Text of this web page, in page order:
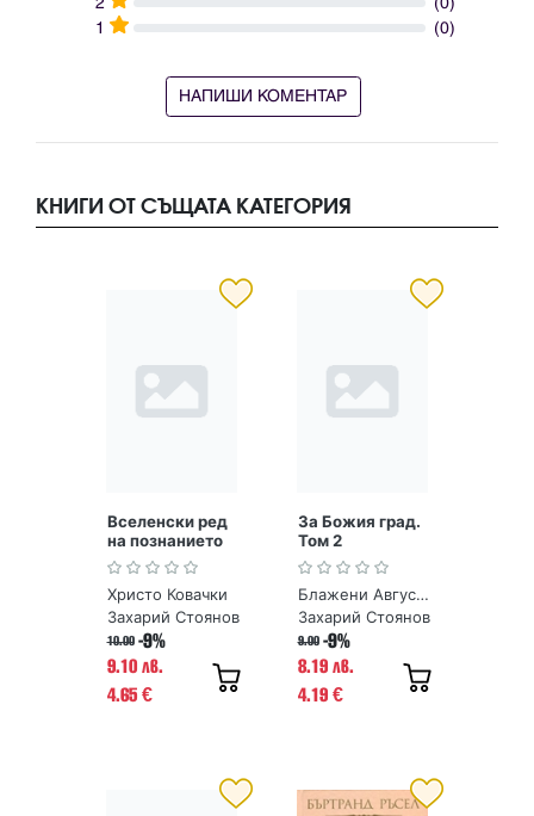
1
(0)
НАПИШИ КОМЕНТАР
КНИГИ ОТ СЪЩАТА КАТЕГОРИЯ
Вселенски ред
на познанието
Христо Ковачки
Захарий Стоянов
10.00 -9%
9.10 лв.
4.65 €
За Божия град.
Том 2
Блажени Августин
Захарий Стоянов
9.00 -9%
8.19 лв.
4.19 €